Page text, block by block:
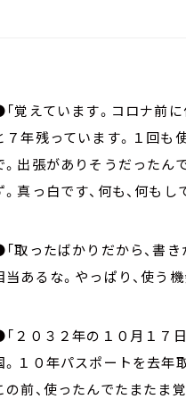
覚えています。コロナ前
７年残っています。１回も
。出張がありそうだったん
。真っ白です、何も、何もし
取ったばかりだから、書
当あるな。やっぱり、使う
２０３２年の１０月１７
。１０年パスポートを去年
の前、使ったんでたまたま覚